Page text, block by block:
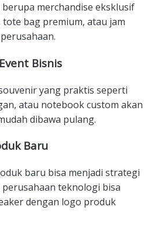
merchandise eksklusif
bag premium, atau jam
Bisnis
yang praktis seperti
atau notebook custom akan
dibawa pulang.
Baru
baru bisa menjadi strategi
teknologi bisa
dengan logo produk